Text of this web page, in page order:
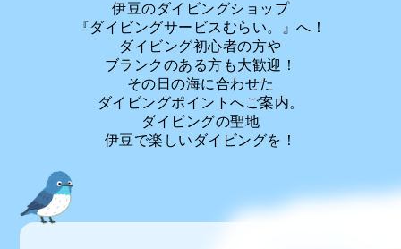
伊豆のダイビングショップ
『ダイビングサービスむらい。』へ！
ダイビング初心者の方や
ブランクのある方も大歓迎！
その日の海に合わせた
ダイビングポイントへご案内。
ダイビングの聖地
伊豆で楽しいダイビングを！